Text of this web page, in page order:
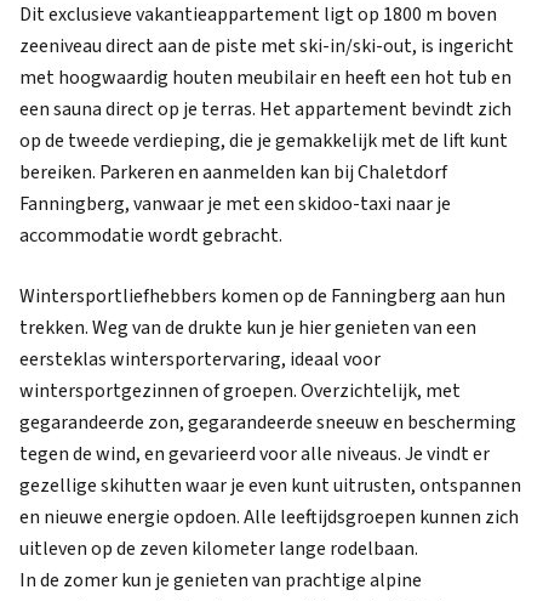
Dit exclusieve vakantieappartement ligt op 1800 m boven
zeeniveau direct aan de piste met ski-in/ski-out, is ingericht
met hoogwaardig houten meubilair en heeft een hot tub en
een sauna direct op je terras. Het appartement bevindt zich
op de tweede verdieping, die je gemakkelijk met de lift kunt
bereiken. Parkeren en aanmelden kan bij Chaletdorf
Fanningberg, vanwaar je met een skidoo-taxi naar je
accommodatie wordt gebracht.
Wintersportliefhebbers komen op de Fanningberg aan hun
trekken. Weg van de drukte kun je hier genieten van een
eersteklas wintersportervaring, ideaal voor
wintersportgezinnen of groepen. Overzichtelijk, met
gegarandeerde zon, gegarandeerde sneeuw en bescherming
tegen de wind, en gevarieerd voor alle niveaus. Je vindt er
gezellige skihutten waar je even kunt uitrusten, ontspannen
en nieuwe energie opdoen. Alle leeftijdsgroepen kunnen zich
uitleven op de zeven kilometer lange rodelbaan.
In de zomer kun je genieten van prachtige alpine